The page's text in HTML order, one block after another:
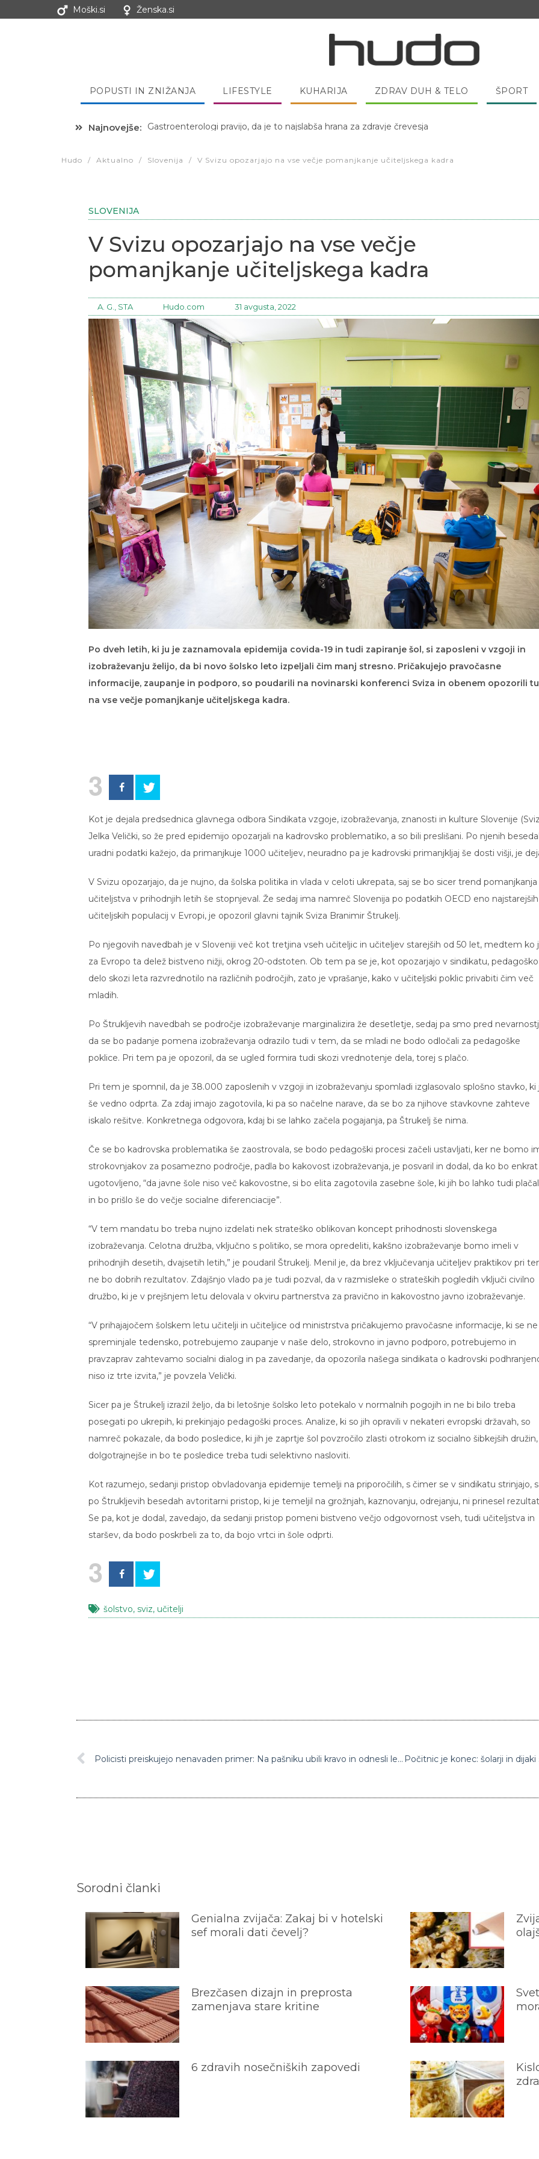
Moški.si Ženska.si
POPUSTI IN ZNIŽANJA LIFESTYLE KUHARIJA ZDRAV DUH & TELO ŠPORT
Najnovejše: Hibernacijska dieta: Zakaj je pred spanjem dobro pojesti žlico medu?
Hudo / Aktualno / Slovenija / V Svizu opozarjajo na vse večje pomanjkanje učiteljskega kadra
SLOVENIJA
V Svizu opozarjajo na vse večje
pomanjkanje učiteljskega kadra
A. G., STA Hudo.com 31 avgusta, 2022
Po dveh letih, ki ju je zaznamovala epidemija covida-19 in tudi zapiranje šol, si zaposleni v vzgoji in
izobraževanju želijo, da bi novo šolsko leto izpeljali čim manj stresno. Pričakujejo pravočasne
informacije, zaupanje in podporo, so poudarili na novinarski konferenci Sviza in obenem opozorili
na vse večje pomanjkanje učiteljskega kadra.
3
Kot je dejala predsednica glavnega odbora Sindikata vzgoje, izobraževanja, znanosti in kulture Slovenije
Jelka Velički, so že pred epidemijo opozarjali na kadrovsko problematiko, a so bili preslišani. Po njenih
uradni podatki kažejo, da primanjkuje 1000 učiteljev, neuradno pa je kadrovski primanjkljaj še dosti višji, je
V Svizu opozarjajo, da je nujno, da šolska politika in vlada v celoti ukrepata, saj se bo sicer trend pomanjkanja
učiteljstva v prihodnjih letih še stopnjeval. Že sedaj ima namreč Slovenija po podatkih OECD eno najstarejših
učiteljskih populacij v Evropi, je opozoril glavni tajnik Sviza Branimir Štrukelj.
Po njegovih navedbah je v Sloveniji več kot tretjina vseh učiteljic in učiteljev starejših od 50 let, medtem ko
za Evropo ta delež bistveno nižji, okrog 20-odstoten. Ob tem pa se je, kot opozarjajo v sindikatu, pedagoško
delo skozi leta razvrednotilo na različnih področjih, zato je vprašanje, kako v učiteljski poklic privabiti čim več
mladih.
Po Štrukljevih navedbah se področje izobraževanje marginalizira že desetletje, sedaj pa smo pred
da se bo padanje pomena izobraževanja odrazilo tudi v tem, da se mladi ne bodo odločali za pedagoške
poklice. Pri tem pa je opozoril, da se ugled formira tudi skozi vrednotenje dela, torej s plačo.
Pri tem je spomnil, da je 38.000 zaposlenih v vzgoji in izobraževanju spomladi izglasovalo splošno stavko, ki
še vedno odprta. Za zdaj imajo zagotovila, ki pa so načelne narave, da se bo za njihove stavkovne zahteve
iskalo rešitve. Konkretnega odgovora, kdaj bi se lahko začela pogajanja, pa Štrukelj še nima.
Če se bo kadrovska problematika še zaostrovala, se bodo pedagoški procesi začeli ustavljati, ker ne bomo
strokovnjakov za posamezno področje, padla bo kakovost izobraževanja, je posvaril in dodal, da ko bo enkrat
ugotovljeno, “da javne šole niso več kakovostne, si bo elita zagotovila zasebne šole, ki jih bo lahko tudi
in bo prišlo še do večje socialne diferenciacije”.
“V tem mandatu bo treba nujno izdelati nek strateško oblikovan koncept prihodnosti slovenskega
izobraževanja. Celotna družba, vključno s politiko, se mora opredeliti, kakšno izobraževanje bomo imeli v
prihodnjih desetih, dvajsetih letih,” je poudaril Štrukelj. Menil je, da brez vključevanja učiteljev praktikov pri
ne bo dobrih rezultatov. Zdajšnjo vlado pa je tudi pozval, da v razmisleke o strateških pogledih vključi civilno
družbo, ki je v prejšnjem letu delovala v okviru partnerstva za pravično in kakovostno javno izobraževanje.
“V prihajajočem šolskem letu učitelji in učiteljice od ministrstva pričakujemo pravočasne informacije, ki se
spreminjale tedensko, potrebujemo zaupanje v naše delo, strokovno in javno podporo, potrebujemo in
pravzaprav zahtevamo socialni dialog in pa zavedanje, da opozorila našega sindikata o kadrovski
niso iz trte izvita,” je povzela Velički.
Sicer pa je Štrukelj izrazil željo, da bi letošnje šolsko leto potekalo v normalnih pogojih in ne bi bilo treba
posegati po ukrepih, ki prekinjajo pedagoški proces. Analize, ki so jih opravili v nekateri evropski državah, so
namreč pokazale, da bodo posledice, ki jih je zaprtje šol povzročilo zlasti otrokom iz socialno šibkejših družin,
dolgotrajnejše in bo te posledice treba tudi selektivno nasloviti.
Kot razumejo, sedanji pristop obvladovanja epidemije temelji na priporočilih, s čimer se v sindikatu strinjajo,
po Štrukljevih besedah avtoritarni pristop, ki je temeljil na grožnjah, kaznovanju, odrejanju, ni prinesel
Se pa, kot je dodal, zavedajo, da sedanji pristop pomeni bistveno večjo odgovornost vseh, tudi učiteljstva in
staršev, da bodo poskrbeli za to, da bojo vrtci in šole odprti.
3
šolstvo, sviz, učitelji
Policisti preiskujejo nenavaden primer: Na pašniku ubili kravo in odnesli le okončine
Sorodni članki
Genialna zvijača: Zakaj bi v hotelski
sef morali dati čevelj?
Brezčasen dizajn in preprosta
zamenjava stare kritine
6 zdravih nosečniških zapovedi